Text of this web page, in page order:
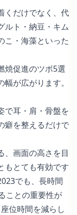
くだけでなく、代
ルト・納豆・キム
こ・海藻といった
焼促進のツボ5選
が広がります。
で耳・肩・骨盤を
癖を整えるだけで
、画面の高さを目
もとても有効です
でも、長時間
ことの重要性が
座位時間を減らし